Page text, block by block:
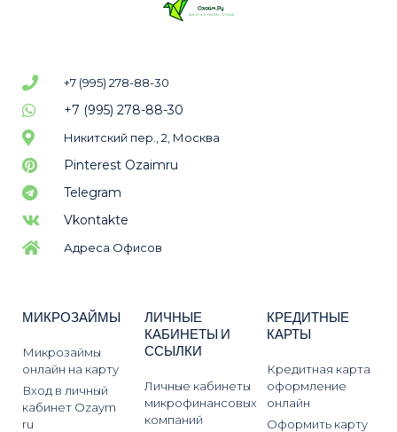
+7 (995) 278-88-30
+7 (995) 278-88-30
Никитский пер., 2, Москва
Pinterest Ozaimru
Telegram
Vkontakte
Адреса Офисов
МИКРОЗАЙМЫ
Микрозаймы
онлайн на карту
Вход в личный
кабинет Ozaym
ru
ЛИЧНЫЕ
КАБИНЕТЫ И
ССЫЛКИ
Личные кабинеты
микрофинансовых
компаний
КРЕДИТНЫЕ
КАРТЫ
Кредитная карта
оформление
онлайн
Оформить карту